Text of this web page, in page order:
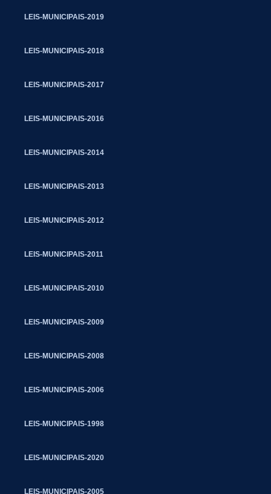
LEIS-MUNICIPAIS-2019
LEIS-MUNICIPAIS-2018
LEIS-MUNICIPAIS-2017
LEIS-MUNICIPAIS-2016
LEIS-MUNICIPAIS-2014
LEIS-MUNICIPAIS-2013
LEIS-MUNICIPAIS-2012
LEIS-MUNICIPAIS-2011
LEIS-MUNICIPAIS-2010
LEIS-MUNICIPAIS-2009
LEIS-MUNICIPAIS-2008
LEIS-MUNICIPAIS-2006
LEIS-MUNICIPAIS-1998
LEIS-MUNICIPAIS-2020
LEIS-MUNICIPAIS-2005